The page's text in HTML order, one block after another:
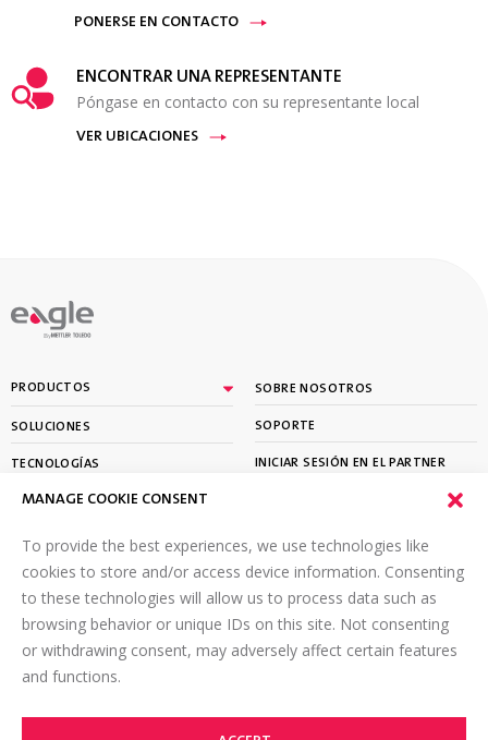
MANAGE COOKIE CONSENT
To provide the best experiences, we use technologies like
cookies to store and/or access device information. Consenting
to these technologies will allow us to process data such as
browsing behavior or unique IDs on this site. Not consenting
or withdrawing consent, may adversely affect certain features
and functions.
PONERSE EN CONTACTO
ENCONTRAR UNA REPRESENTANTE
Póngase en contacto con su representante local
VER UBICACIONES
By
PRODUCTOS
SOLUCIONES
TECNOLOGÍAS
APRENDER
SOBRE NOSOTROS
SOPORTE
INICIAR SESIÓN EN EL PARTNER
SUSCRÍBETE A NUESTRO BOLETÍN
Envíe un correo electrónico a*